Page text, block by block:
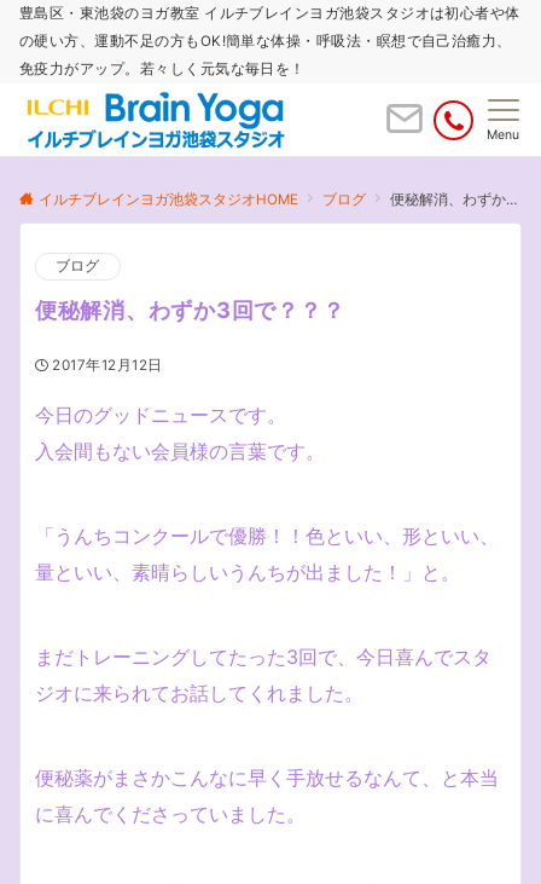
豊島区・東池袋のヨガ教室 イルチブレインヨガ池袋スタジオは初心者や体
の硬い方、運動不足の方もOK!簡単な体操・呼吸法・瞑想で自己治癒力、
免疫力がアップ。若々しく元気な毎日を！
Menu
イルチブレインヨガ池袋スタジオHOME ブログ 便秘解消、わずか3回で？？？
ブログ
便秘解消、わずか3回で？？？
2017年12月12日
今日のグッドニュースです。
入会間もない会員様の言葉です。
「うんちコンクールで優勝！！色といい、形といい、
量といい、素晴らしいうんちが出ました！」と。
まだトレーニングしてたった3回で、今日喜んでスタ
ジオに来られてお話してくれました。
便秘薬がまさかこんなに早く手放せるなんて、と本当
に喜んでくださっていました。